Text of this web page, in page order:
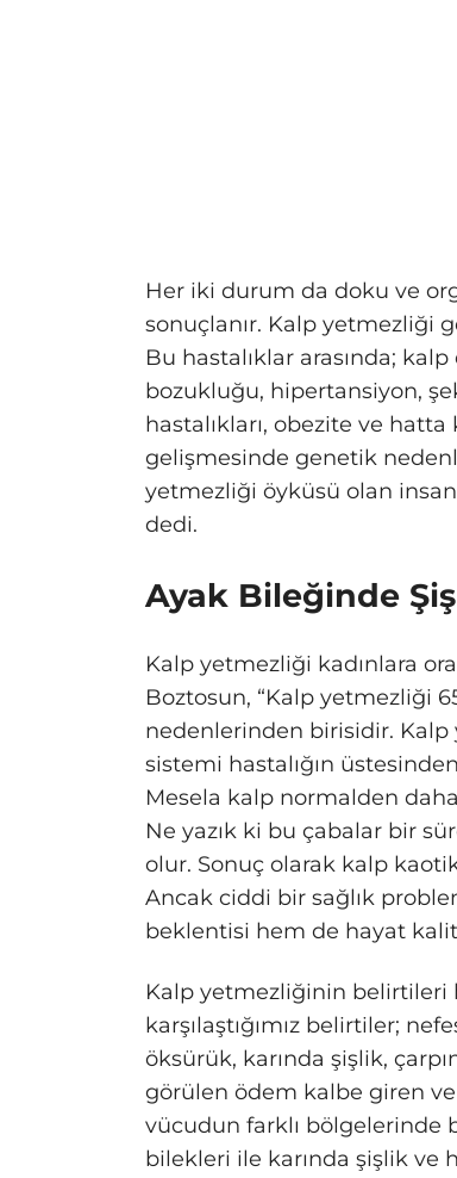
Her iki durum da doku ve
sonuçlanır. Kalp yetmezliği
Bu hastalıklar arasında;
bozukluğu, hipertansiyon,
hastalıkları, obezite ve
gelişmesinde genetik
yetmezliği öyküsü olan
dedi.
Ayak Bileğinde
Kalp yetmezliği kadınlara
Boztosun, “Kalp yetmezliği
nedenlerinden birisidir.
sistemi hastalığın
Mesela kalp normalden
Ne yazık ki bu çabalar bir
olur. Sonuç olarak kalp
Ancak ciddi bir sağlık
beklentisi hem de hayat
Kalp yetmezliğinin belirtileri
karşılaştığımız belirtiler;
öksürük, karında şişlik,
görülen ödem kalbe giren ve
vücudun farklı bölgelerinde
bilekleri ile karında şişlik ve